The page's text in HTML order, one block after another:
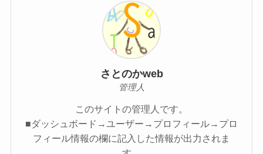
さとのかweb
管理人
このサイトの管理人です。
■ダッシュボード→ユーザー→プロフィール→プロ
フィール情報の欄に記入した情報が出力されま